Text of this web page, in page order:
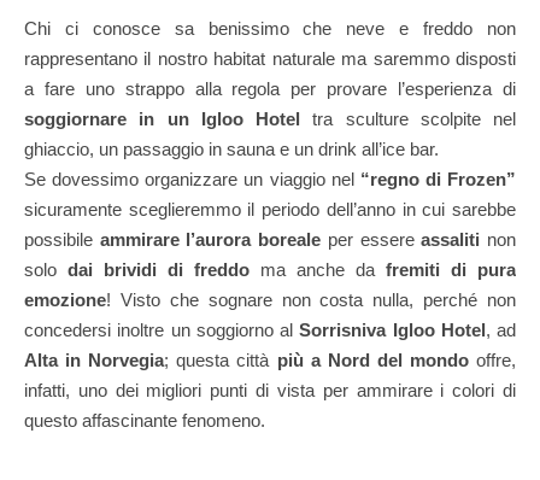
Chi ci conosce sa benissimo che neve e freddo non
rappresentano il nostro habitat naturale ma saremmo disposti
a fare uno strappo alla regola per provare l’esperienza di
soggiornare in un Igloo Hotel tra sculture scolpite nel
ghiaccio, un passaggio in sauna e un drink all’ice bar.
Se dovessimo organizzare un viaggio nel “regno di Frozen”
sicuramente sceglieremmo il periodo dell’anno in cui sarebbe
possibile ammirare l’aurora boreale per essereassaliti non
solo dai brividi di freddo ma anche da fremiti di pura
emozione! Visto che sognare non costa nulla, perché non
concedersi inoltre un soggiorno alSorrisniva Igloo Hotel, ad
Alta in Norvegia; questa città più a Nord del mondooffre,
infatti, uno dei migliori punti di vista per ammirare i colori di
questo affascinante fenomeno.